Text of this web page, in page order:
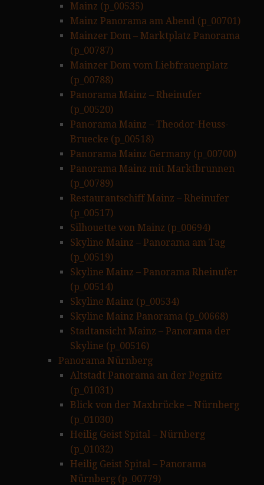
Mainz (p_00535)
Mainz Panorama am Abend (p_00701)
Mainzer Dom – Marktplatz Panorama
(p_00787)
Mainzer Dom vom Liebfrauenplatz
(p_00788)
Panorama Mainz – Rheinufer
(p_00520)
Panorama Mainz – Theodor-Heuss-
Bruecke (p_00518)
Panorama Mainz Germany (p_00700)
Panorama Mainz mit Marktbrunnen
(p_00789)
Restaurantschiff Mainz – Rheinufer
(p_00517)
Silhouette von Mainz (p_00694)
Skyline Mainz – Panorama am Tag
(p_00519)
Skyline Mainz – Panorama Rheinufer
(p_00514)
Skyline Mainz (p_00534)
Skyline Mainz Panorama (p_00668)
Stadtansicht Mainz – Panorama der
Skyline (p_00516)
Panorama Nürnberg
Altstadt Panorama an der Pegnitz
(p_01031)
Blick von der Maxbrücke – Nürnberg
(p_01030)
Heilig Geist Spital – Nürnberg
(p_01032)
Heilig Geist Spital – Panorama
Nürnberg (p_00779)